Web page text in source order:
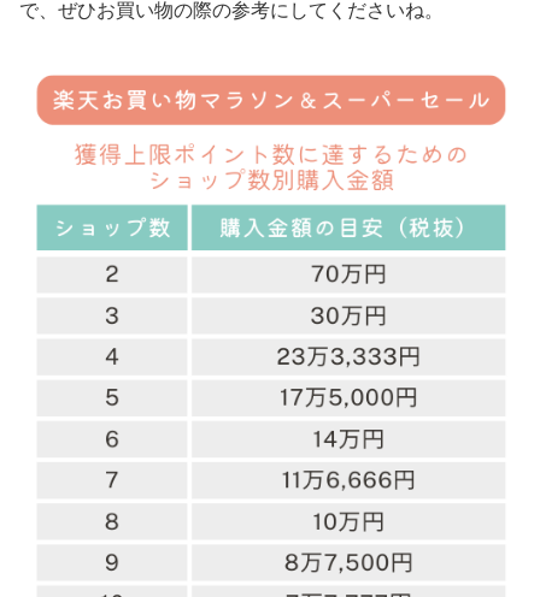
で、ぜひお買い物の際の参考にしてくださいね。